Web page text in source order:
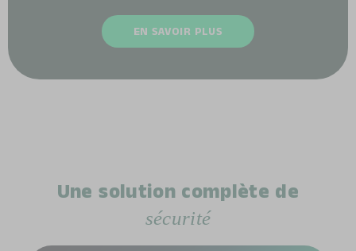
EN SAVOIR PLUS
Une solution complète de
sécurité